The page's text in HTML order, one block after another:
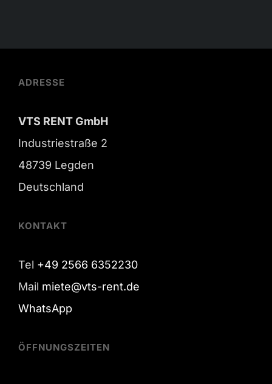
ADRESSE
VTS RENT GmbH
Industriestraße 2
48739 Legden
Deutschland
KONTAKT
Tel +49 2566 6352230
Mail miete@vts-rent.de
WhatsApp
ÖFFNUNGSZEITEN